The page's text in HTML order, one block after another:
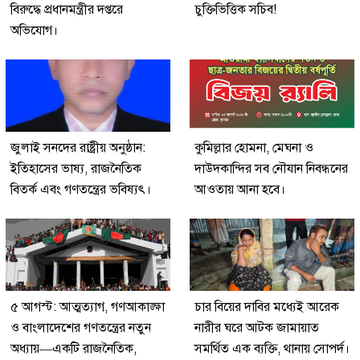
বিরুদ্ধে প্রধানমন্ত্রীর দপ্তরে
অভিযোগ।
চুক্তিভিত্তিক সচিব!
জুলাই সনদের রাষ্ট্রীয় অনুষ্ঠান:
ইতিহাসের ভাষ্য, রাজনৈতিক
বিতর্ক এবং গণতন্ত্রের ভবিষ্যৎ।
কুমিল্লার হোমনা, মেঘনা ও
দাউদকান্দির সব নৌযান নিবন্ধনের
আওতায় আনা হবে।
৫ আগস্ট: আত্মত্যাগ, গণআকাঙ্ক্ষা
ও বাংলাদেশের গণতন্ত্রের নতুন
অধ্যায়—একটি রাজনৈতিক,
চার বিয়ের দাবির মধ্যেই আরেক
নারীর ঘরে আটক জামায়াত
সমর্থিত এক ব্যক্তি, থানায় সোপর্দ।